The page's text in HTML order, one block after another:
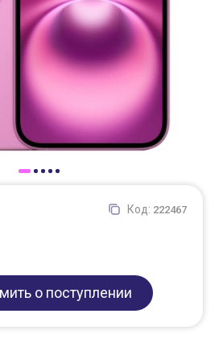
Код: 222467
о поступлении